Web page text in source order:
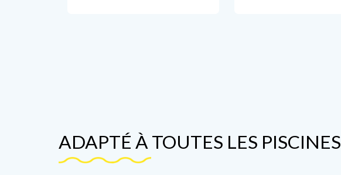
ADAPTÉ À TOUTES LES PISCINES